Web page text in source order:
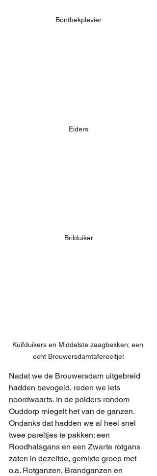
Bontbekplevier
Eiders
Brilduiker
Kuifduikers en Middelste zaagbekken; een
echt Brouwersdamtafereeltje!
Nadat we de Brouwersdam uitgebreid
hadden bevogeld, reden we iets
noordwaarts. In de polders rondom
Ouddorp miegelt het van de ganzen.
Ondanks dat hadden we al heel snel
twee pareltjes te pakken: een
Roodhalsgans en een Zwarte rotgans
zaten in dezelfde, gemixte groep met
o.a. Rotganzen, Brandganzen en